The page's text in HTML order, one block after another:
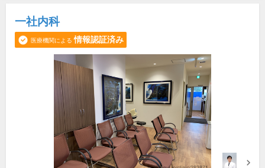
一社内科
医療機関による 情報認証済み